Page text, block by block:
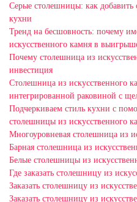
Серые столешницы: как
кухни
Тренд на бесшовность: почему
искусственного камня в
Почему столешница из
инвестиция
Столешница из искусственного
интегрированной раковиной с
Подчеркиваем стиль кухни с
столешницы из искусственного
Многоуровневая столешница из
Барная столешница из
Белые столешницы из
Где заказать столешницу из
Заказать столешницу из
Заказать столешницу из